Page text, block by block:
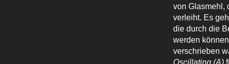
von Glasmehl,
verleiht. Es
die durch die
werden
verschrieben
Oscillating (A)